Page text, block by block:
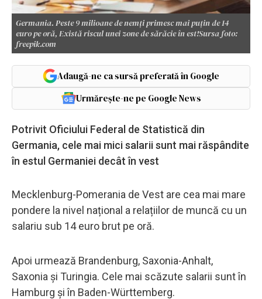
Germania. Peste 9 milioane de nemți primesc mai puțin de 14
euro pe oră, Există riscul unei zone de sărăcie în est!Sursa foto:
freepik.com
Adaugă-ne ca sursă preferată în Google
Urmărește-ne pe Google News
Potrivit Oficiului Federal de Statistică din
Germania, cele mai mici salarii sunt mai răspândite
în estul Germaniei decât în ​​vest
Mecklenburg-Pomerania de Vest are cea mai mare
pondere la nivel național a relațiilor de muncă cu un
salariu sub 14 euro brut pe oră.
Apoi urmează Brandenburg, Saxonia-Anhalt,
Saxonia și Turingia. Cele mai scăzute salarii sunt în
Hamburg și în Baden-Württemberg.